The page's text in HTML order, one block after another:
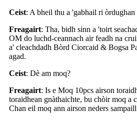
Ceist: A bheil thu a 'gabhail ri
Freagairt: Tha, bidh sinn a 'toirt
OM do luchd-ceannach air feadh na
a' cleachdadh Bòrd Ciorcaid & Bogsa
agad.
Ceist: Dè am moq?
Freagairt: Is e Moq 10pcs airson
toraidhean gnàthaichte, bu chòir moq a
Chan eil moq ann airson neders